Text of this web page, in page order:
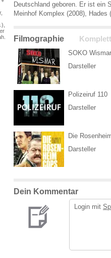
Deutschland geboren. Er ist ein
Meinhof Komplex (2008), Hades
Filmographie
SOKO Wismar
Darsteller
Polizeiruf 110
Darsteller
Die
Darsteller
Dein Kommentar
Login mit